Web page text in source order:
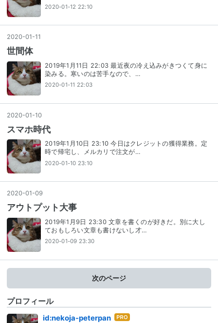
2020-01-12 22:10
2020-01 -11
世間体
2019年1月11日 22:03 最近夜の冷え込みがきつくて身に
染みる。寒いのは苦手なので、…
2020-01-11 22:03
2020-01-10
スマホ時代
2019年1月10日 23:10 今日はクレジットの獲得業務。定
時で帰宅し、メルカリで注文が…
2020-01-10 23:10
2020-01 -09
アウトプット大事
2019年1月9日 23:30 文章を書くのが好きだ。別に大し
ておもしろい文章も書けないし才…
2020-01-09 23:30
次のページ
プロフィール
id:nekoja-peterpan はて